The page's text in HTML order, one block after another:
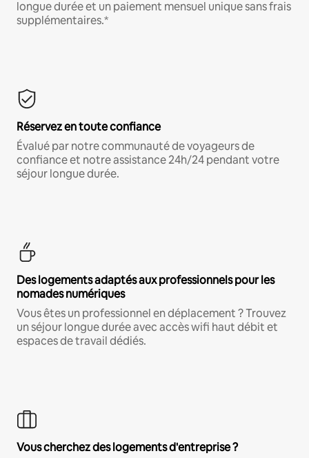
longue durée et un paiement mensuel unique sans frais
supplémentaires.*
Réservez en toute confiance
Évalué par notre communauté de voyageurs de
confiance et notre assistance 24h/24 pendant votre
séjour longue durée.
Des logements adaptés aux professionnels pour les
nomades numériques
Vous êtes un professionnel en déplacement ? Trouvez
un séjour longue durée avec accès wifi haut débit et
espaces de travail dédiés.
Vous cherchez des logements d'entreprise ?